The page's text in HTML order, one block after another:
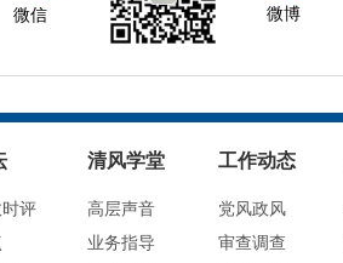
微信 微博
评
清风学堂
高层声音
业务指导
工作动态
党风政风
审查调查